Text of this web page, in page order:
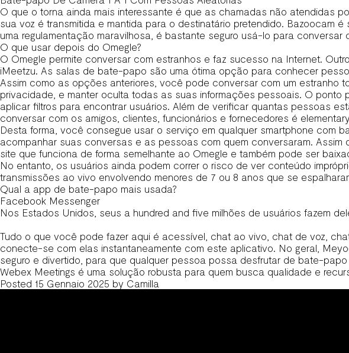
O que o torna ainda mais interessante é que as chamadas não atendidas
sua voz é transmitida e mantida para o destinatário pretendido. Bazoocam
uma regulamentação maravilhosa, é bastante seguro usá-lo para conversar
O que usar depois do Omegle?
O Omegle permite conversar com estranhos e faz sucesso na Internet.
iMeetzu. As salas de bate-papo são uma ótima opção para conhecer
Assim como as opções anteriores, você pode conversar com um estranho
privacidade, e manter oculta todas as suas informações pessoais. O
aplicar filtros para encontrar usuários. Além de verificar quantas pessoas
conversar com os amigos, clientes, funcionários e fornecedores é
Desta forma, você consegue usar o serviço em qualquer smartphone com
acompanhar suas conversas e as pessoas com quem conversaram.
site que funciona de forma semelhante ao Omegle e também pode ser
No entanto, os usuários ainda podem correr o risco de ver conteúdo
transmissões ao vivo envolvendo menores de 7 ou 8 anos que se
Qual a app de bate-papo mais usada?
Facebook Messenger
Nos Estados Unidos, seus a hundred and five milhões de usuários fazem
Tudo o que você pode fazer aqui é acessível, chat ao vivo, chat de voz,
conecte-se com elas instantaneamente com este aplicativo. No geral,
seguro e divertido, para que qualquer pessoa possa desfrutar de bate-
Webex Meetings é uma solução robusta para quem busca qualidade e
Posted 15 Gennaio 2025 by Camilla